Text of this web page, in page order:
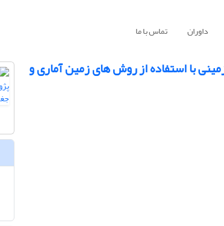
داوران تماس با ما
با استفاده از روش های زمین آماری و